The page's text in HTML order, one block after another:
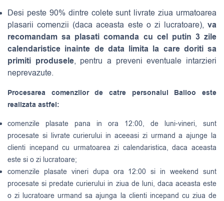
Desi peste 90% dintre colete sunt livrate ziua urmatoarea
plasarii comenzii (daca aceasta este o zi lucratoare), va
recomandam sa plasati comanda cu cel putin 3 zile
calendaristice inainte de data limita la care doriti sa
primiti produsele, pentru a preveni eventuale intarzieri
neprevazute.
Procesarea comenzilor de catre personalul Balloo este
realizata astfel:
comenzile plasate pana in ora 12:00, de luni-vineri, sunt
procesate si livrate curierului in aceeasi zi urmand a ajunge la
clienti incepand cu urmatoarea zi calendaristica, daca aceasta
este si o zi lucratoare;
comenzile plasate vineri dupa ora 12:00 si in weekend sunt
procesate si predate curierului in ziua de luni, daca aceasta este
o zi lucratoare urmand sa ajunga la clienti incepand cu ziua de